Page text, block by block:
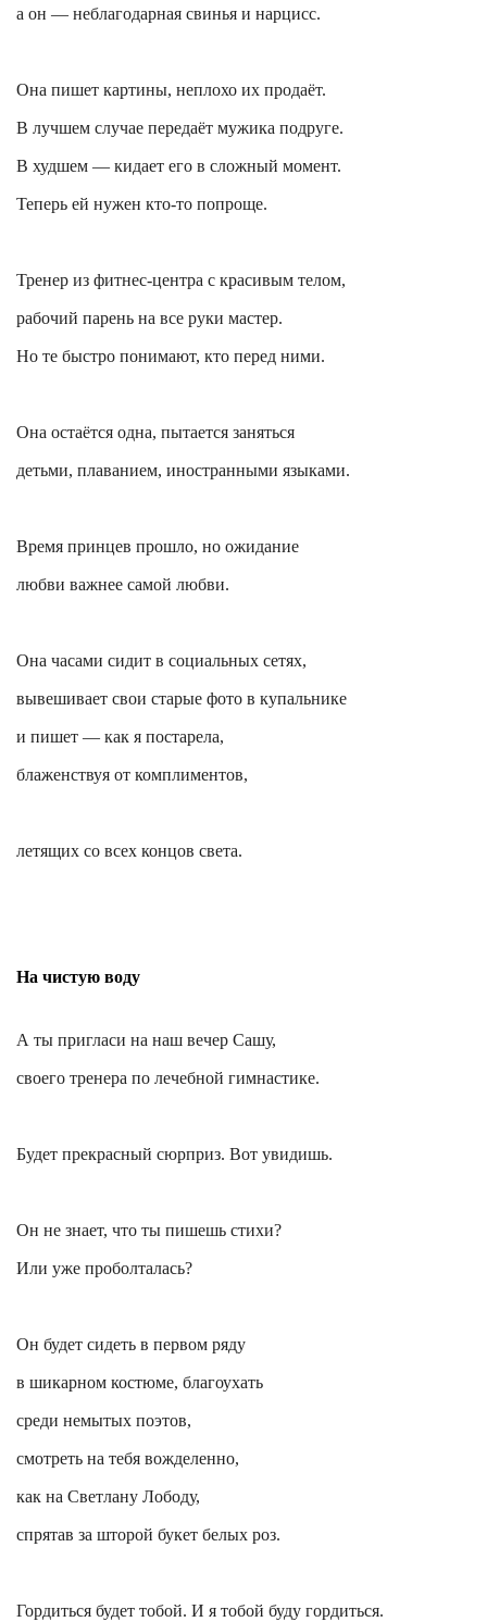
а он — неблагодарная свинья и нарцисс.
Она пишет картины, неплохо их продаёт.
В лучшем случае передаёт мужика подруге.
В худшем — кидает его в сложный момент.
Теперь ей нужен кто-то попроще.
Тренер из фитнес-центра с красивым телом,
рабочий парень на все руки мастер.
Но те быстро понимают, кто перед ними.
Она остаётся одна, пытается заняться
детьми, плаванием, иностранными языками.
Время принцев прошло, но ожидание
любви важнее самой любви.
Она часами сидит в социальных сетях,
вывешивает свои старые фото в купальнике
и пишет — как я постарела,
блаженствуя от комплиментов,
летящих со всех концов света.
На чистую воду
А ты пригласи на наш вечер Сашу,
своего тренера по лечебной гимнастике.
Будет прекрасный сюрприз. Вот увидишь.
Он не знает, что ты пишешь стихи?
Или уже проболталась?
Он будет сидеть в первом ряду
в шикарном костюме, благоухать
среди немытых поэтов,
смотреть на тебя вожделенно,
как на Светлану Лободу,
спрятав за шторой букет белых роз.
Гордиться будет тобой. И я тобой буду гордиться.